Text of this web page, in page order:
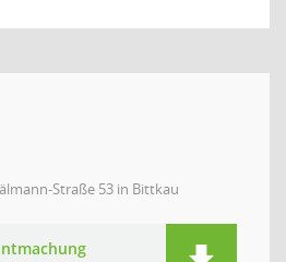
Straße 53 in Bittkau